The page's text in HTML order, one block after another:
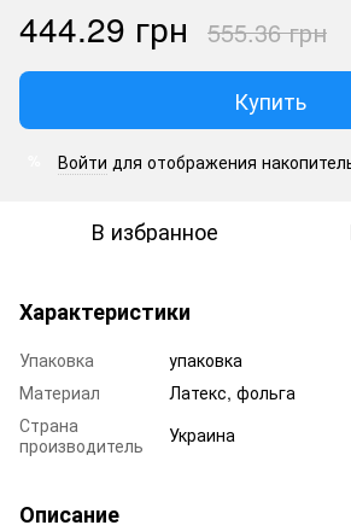
444.29 грн 555.36 грн
Купить
Войти для отображения
В избранное
Характеристики
Упаковка
упаковка
Материал
Латекс, фольга
Страна
производитель
Украина
Описание